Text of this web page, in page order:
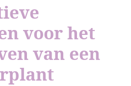
voor het
van een